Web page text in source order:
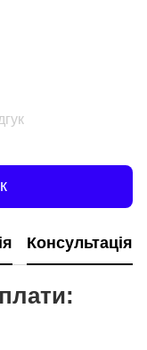
Консультація